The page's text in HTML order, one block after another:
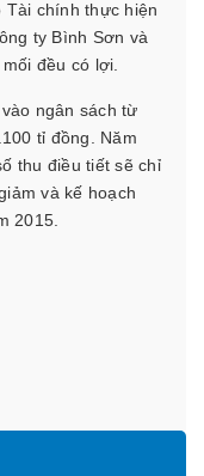
Tài chính thực hiện
ty Bình Sơn và
đều có lợi.
ngân sách từ
tỉ đồng. Năm
thu điều tiết sẽ chỉ
và kế hoạch
2015.